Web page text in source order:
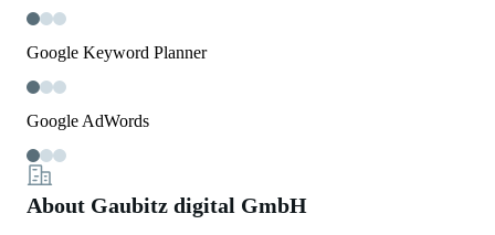
Google Keyword Planner
Google AdWords
About Gaubitz digital GmbH